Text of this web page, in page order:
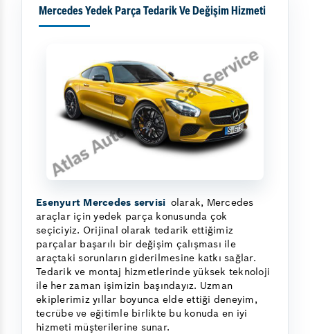
Mercedes Yedek Parça Tedarik Ve Değişim Hizmeti
Esenyurt Mercedes servisi olarak, Mercedes
araçlar için yedek parça konusunda çok
seçiciyiz. Orijinal olarak tedarik ettiğimiz
parçalar başarılı bir değişim çalışması ile
araçtaki sorunların giderilmesine katkı sağlar.
Tedarik ve montaj hizmetlerinde yüksek teknoloji
ile her zaman işimizin başındayız. Uzman
ekiplerimiz yıllar boyunca elde ettiği deneyim,
tecrübe ve eğitimle birlikte bu konuda en iyi
hizmeti müşterilerine sunar.